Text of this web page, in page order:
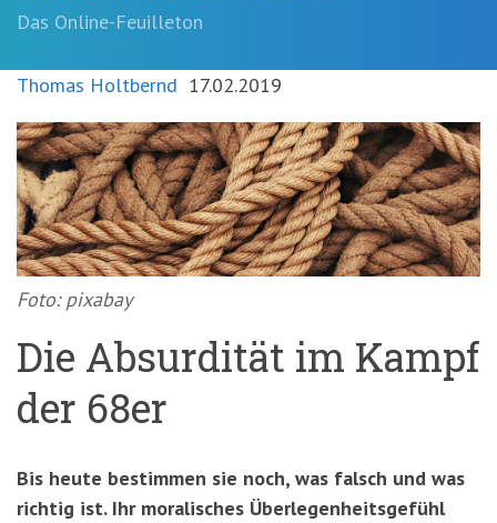
'1')Zur
springen
'3')Zur
Suche
springen
(Accesskey
'2')
Das Online-Feuilleton
Thomas Holtbernd 17.02.2019
Foto: pixabay
Die Absurdität im Kampf
der 68er
Bis heute bestimmen sie noch, was falsch und was
richtig ist. Ihr moralisches Überlegenheitsgefühl